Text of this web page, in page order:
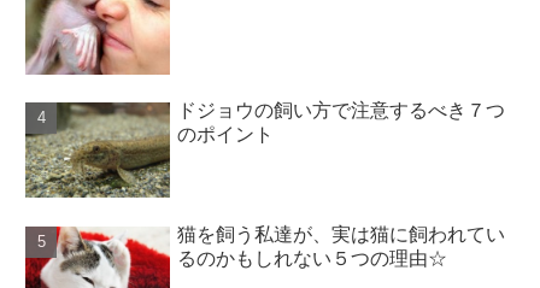
ドジョウの飼い方で注意するべき７つ
のポイント
猫を飼う私達が、実は猫に飼われてい
るのかもしれない５つの理由☆